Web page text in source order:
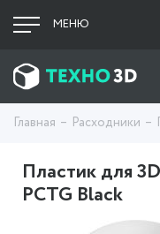
МЕНЮ
Главная Расходники
Пластик для
PCTG Black